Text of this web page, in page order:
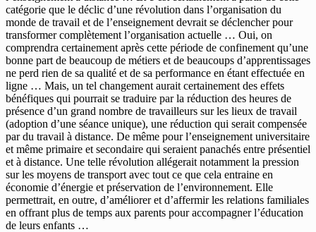
catégorie que le déclic d’une révolution dans l’organisation du
monde de travail et de l’enseignement devrait se déclencher pour
transformer complètement l’organisation actuelle … Oui, on
comprendra certainement après cette période de confinement qu’une
bonne part de beaucoup de métiers et de beaucoups d’apprentissages
ne perd rien de sa qualité et de sa performance en étant effectuée en
ligne … Mais, un tel changement aurait certainement des effets
bénéfiques qui pourrait se traduire par la réduction des heures de
présence d’un grand nombre de travailleurs sur les lieux de travail
(adoption d’une séance unique), une réduction qui serait compensée
par du travail à distance. De même pour l’enseignement universitaire
et même primaire et secondaire qui seraient panachés entre présentiel
et à distance. Une telle révolution allégerait notamment la pression
sur les moyens de transport avec tout ce que cela entraine en
économie d’énergie et préservation de l’environnement. Elle
permettrait, en outre, d’améliorer et d’affermir les relations familiales
en offrant plus de temps aux parents pour accompagner l’éducation
de leurs enfants …